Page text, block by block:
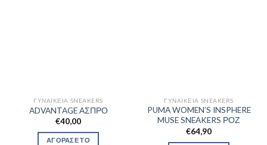
ΓΥΝΑΙΚΕΊΑ SNEAKERS
ADVANTAGE ΑΣΠΡΟ
€40,00
ΑΓΟΡΑΣΕ ΤΟ
ΓΥΝΑΙΚΕΊΑ SNEAKERS
PUMA WOMEN’S INSPHERE
MUSE SNEAKERS ΡΟΖ
€64,90